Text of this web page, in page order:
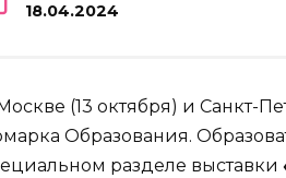
18.04.2024
(13 октября) и Санкт-
Образования.
разделе выставки